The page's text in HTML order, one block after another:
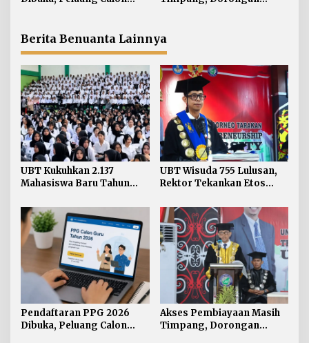
Menguat di Kaltara
Berita Benuanta Lainnya
UBT Kukuhkan 2.137
Mahasiswa Baru Tahun
UBT Wisuda 755 Lulusan,
Rektor Tekankan Etos
Pendaftaran PPG 2026
Dibuka, Peluang Calon
Akses Pembiayaan Masih
Timpang, Dorongan